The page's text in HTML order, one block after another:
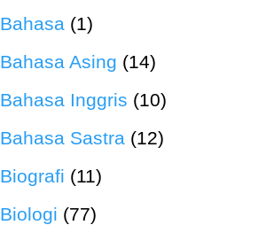
Bahasa (1)
Bahasa Asing (14)
Bahasa Inggris (10)
Bahasa Sastra (12)
Biografi (11)
Biologi (77)